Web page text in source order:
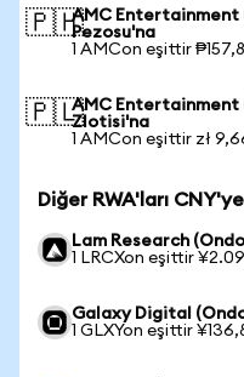
🇵🇭AMC Entertainment
Pezosu'na
1 AMCon eşittir
🇵🇱AMC Entertainment
Zlotisi'na
1 AMCon eşittir zł
Diğer RWA'ları
Lam Research
1 LRCXon eşittir
Galaxy Digital
1 GLXYon eşittir